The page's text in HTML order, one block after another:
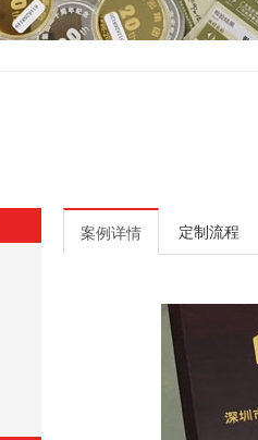
案例详情 定制流程